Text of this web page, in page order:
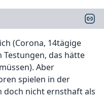
(Corona, 14tägige
das hätte
Aber
spielen in der
doch nicht ernsthaft als